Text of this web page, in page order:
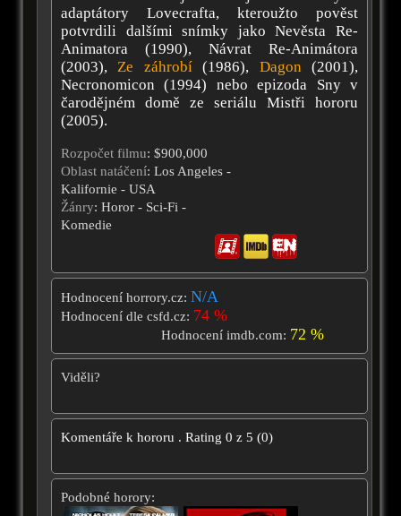
adaptátory Lovecrafta, kteroužto pověst
potvrdili dalšími snímky jako Nevěsta Re-
Animatora (1990), Návrat Re-Animátora
(2003), Ze záhrobí(1986), Dagon (2001),
Necronomicon (1994) nebo epizoda Sny v
čarodějném domě ze seriálu Mistři hororu
(2005).
Rozpočet filmu: $900,000
Oblast natáčení: Los Angeles -
Kalifornie - USA
Žánry: Horor - Sci-Fi -
Komedie
Hodnocení horrory.cz: N/A
Hodnocení dle csfd.cz: 74 %
Hodnocení imdb.com: 72 %
Viděli?
Komentáře k hororu . Rating 0 z 5 (0)
Podobné horory: